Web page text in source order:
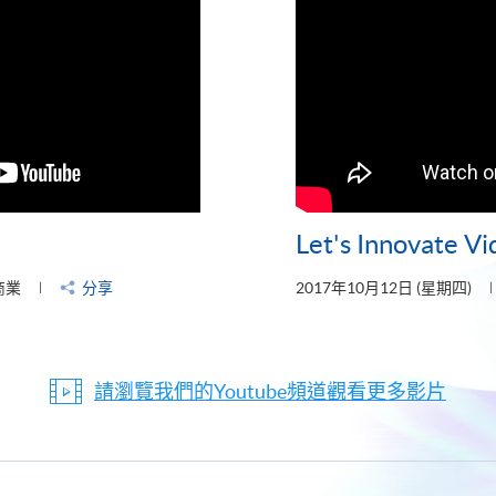
業 分享
Let's Innovate
2017年10月12日 (星期四)
請瀏覽我們的Youtube頻道觀看更多影片